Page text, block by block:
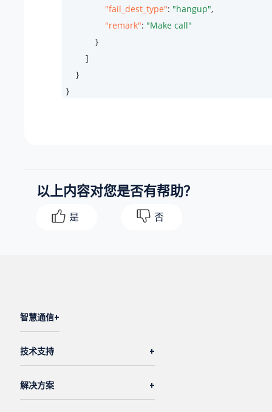
"fail_dest_type": "hangup",
"remark": "Make call"
            }
        ]
    }
}
以上内容对您是否有帮助？
是 否
智慧通信
技术支持
解决方案